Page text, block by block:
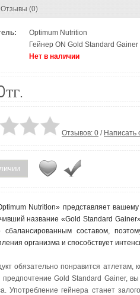
Отзывы (0)
Optimum Nutrition
Гейнер ON Gold Standard Gainer
Нет в наличии
Отзывов: 0 / Написать
Nutrition» представляет
название «Gold Standard
сбалансированным составом,
организма и способствует
обязательно понравится атлетам,
предпочтение Gold Standard Gainer,
Употребление гейнера станет